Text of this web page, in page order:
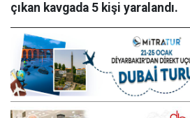
çıkan kavgada 5 kişi yaralandı.